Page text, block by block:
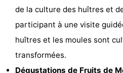
Ginsterveld
Julianahoeve
Livingstone
de la culture des huîtres et
participant à une visite
huîtres et les moules sont
transformées.
Dégustations de Fruits de